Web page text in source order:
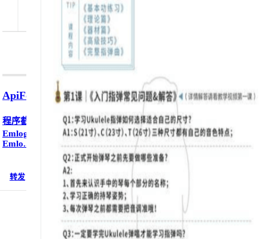
ApiForEmlogAPIQQ小程序...
程序截图：程序介绍：此ApiForEmlogAPIQQ小程序使用
EmlogAPI扩展制作，从一个之前使用过的独立小程序挪到了和
Emlo...
转发 评论 0 浏览 12687